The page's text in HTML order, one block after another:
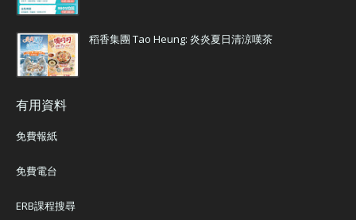
稻香集團 Tao Heung: 炎炎夏日清涼嘆茶
有用資料
免費報紙
免費電台
ERB課程搜尋